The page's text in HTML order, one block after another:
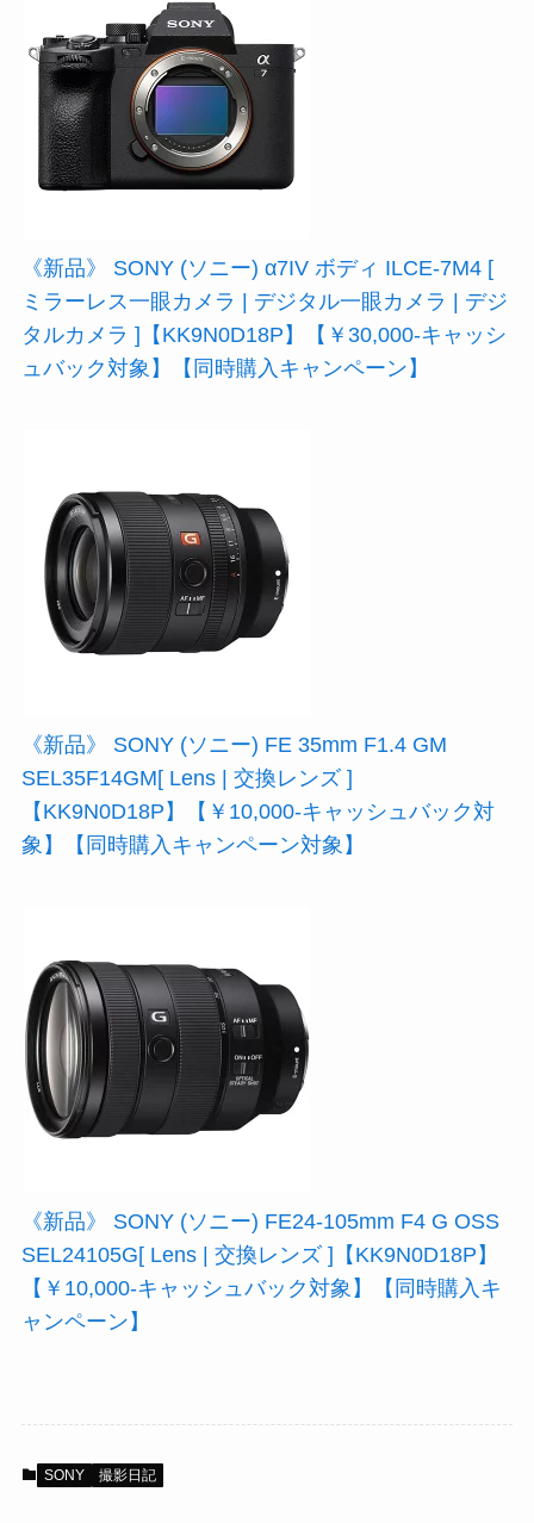
《新品》 SONY (ソニー) α7IV ボディ ILCE-7M4 [
ミラーレス一眼カメラ | デジタル一眼カメラ | デジ
タルカメラ ]【KK9N0D18P】【￥30,000-キャッシ
ュバック対象】【同時購入キャンペーン】
《新品》 SONY (ソニー) FE 35mm F1.4 GM
SEL35F14GM[ Lens | 交換レンズ ]
【KK9N0D18P】【￥10,000-キャッシュバック対
象】【同時購入キャンペーン対象】
《新品》 SONY (ソニー) FE24-105mm F4 G OSS
SEL24105G[ Lens | 交換レンズ ]【KK9N0D18P】
【￥10,000-キャッシュバック対象】【同時購入キ
ャンペーン】
SONY 撮影日記